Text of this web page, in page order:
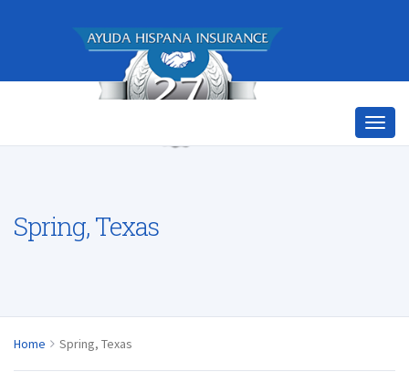
Spring, Texas
Home Spring, Texas